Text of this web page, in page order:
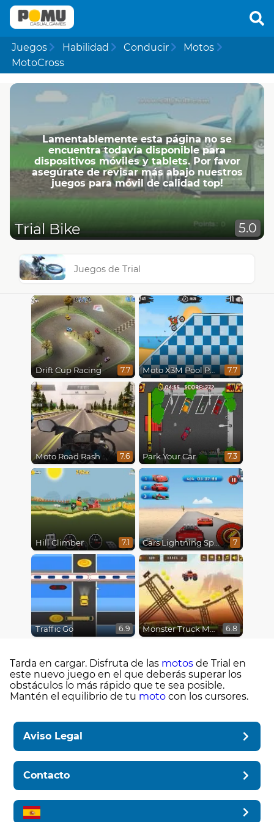
Juegos Habilidad Conducir
Motos
MotoCross
Lamentablemente esta página no se
encuentra todavía disponible para
dispositivos móviles y tablets. Por favor
asegúrate de revisar más abajo nuestros
juegos para móvil de calidad top!
Trial Bike 5.0
Juegos de Trial
Drift Cup Racing 7.7 Moto X3M Pool Party 7.7
Moto Road Rash 3D 7.6 Park Your Car 7.3
Hill Climber 7.1 Cars Lightning Speed 7
Traffic Go 6.9 Monster Truck Madness 6.8
Tarda en cargar. Disfruta de las motos de Trial en
este nuevo juego en el que deberás superar los
obstáculos lo más rápido que te sea posible.
Mantén el equilibrio de tu moto con los cursores.
Aviso Legal
Contacto